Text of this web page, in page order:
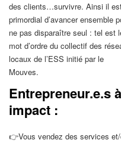
des clients…survivre. Ainsi il
primordial d’avancer ensemble
ne pas disparaître seul : tel est
mot d’ordre du collectif des
locaux de l’ESS initié par le
Mouves.
Entrepreneur.e.s à
impact :
👉Vous vendez des services